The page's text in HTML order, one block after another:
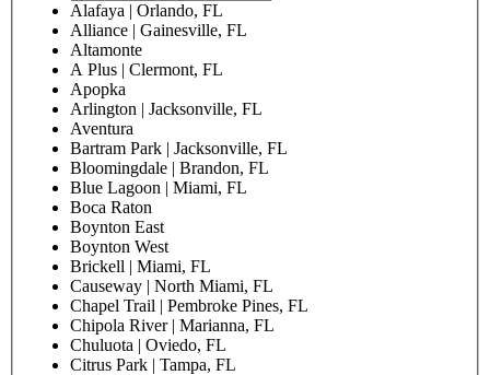
Alafaya | Orlando, FL
Alliance | Gainesville, FL
Altamonte
A Plus | Clermont, FL
Apopka
Arlington | Jacksonville, FL
Aventura
Bartram Park | Jacksonville, FL
Bloomingdale | Brandon, FL
Blue Lagoon | Miami, FL
Boca Raton
Boynton East
Boynton West
Brickell | Miami, FL
Causeway | North Miami, FL
Chapel Trail | Pembroke Pines, FL
Chipola River | Marianna, FL
Chuluota | Oviedo, FL
Citrus Park | Tampa, FL